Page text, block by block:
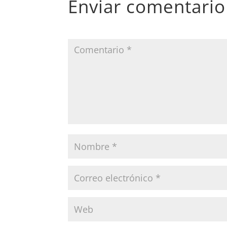
Enviar comentario